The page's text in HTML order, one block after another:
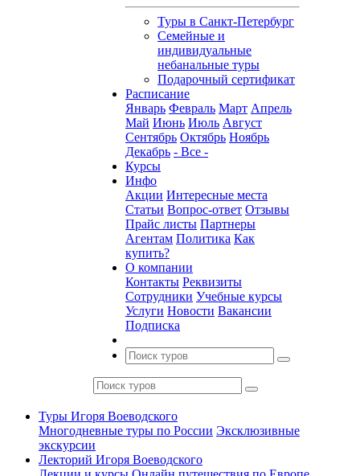
Туры в Санкт-Петербург
Семейные и
индивидуальные
небанальные туры
Подарочный сертификат
Расписание
Январь Февраль Март Апрель
Май Июнь Июль Август
Сентябрь Октябрь Ноябрь
Декабрь - Все -
Курсы
Инфо
Акции Интересные места
Статьи Вопрос-ответ Отзывы
Прайс листы Партнеры
Агентам Политика Как
купить?
О компании
Контакты Реквизиты
Сотрудники Учебные курсы
Услуги Новости Вакансии
Подписка
Туры Игоря Воеводского
Многодневные туры по России Эксклюзивные
экскурсии
Лекторий Игоря Воеводского